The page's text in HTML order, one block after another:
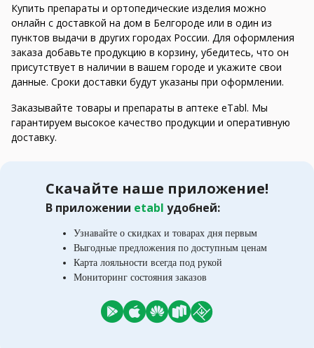
Купить препараты и ортопедические изделия можно
онлайн с доставкой на дом в Белгороде или в один из
пунктов выдачи в других городах России. Для оформления
заказа добавьте продукцию в корзину, убедитесь, что он
присутствует в наличии в вашем городе и укажите свои
данные. Сроки доставки будут указаны при оформлении.
Заказывайте товары и препараты в аптеке eTabl. Мы
гарантируем высокое качество продукции и оперативную
доставку.
Скачайте наше приложение!
В приложении etabl удобней:
Узнавайте о скидках и товарах дня первым
Выгодные предложения по доступным ценам
Карта лояльности всегда под рукой
Мониторинг состояния заказов